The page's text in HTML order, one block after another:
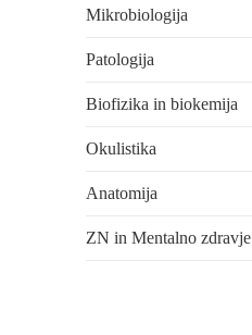
Mikrobiologija
Patologija
Biofizika in biokemija
Okulistika
Anatomija
ZN in Mentalno zdravje